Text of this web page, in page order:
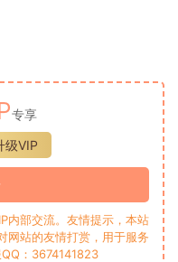
专享
级VIP
内部交流。友情提示，本站
网站的友情打赏，用于服务
：3674141823